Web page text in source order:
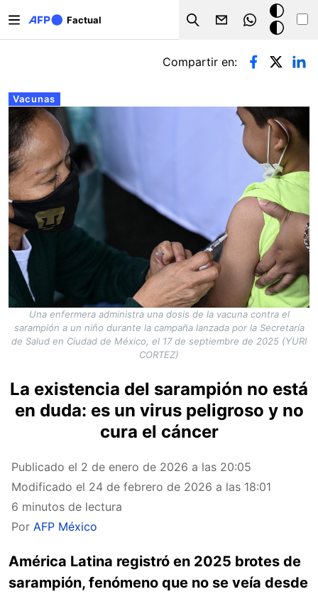
Factual
Search
Modo
oscuro
Solapas principales
Vacunas
Compartir en:
Una enfermera administra una dosis de la vacuna contra el
sarampión a un niño durante la campaña lanzada por la Secretaría
de Salud en Ciudad de México, el 17 de septiembre de 2025 (YURI
CORTEZ)
La existencia del sarampión no está
en duda: es un virus peligroso y no
cura el cáncer
Publicado el 2 de enero de 2026 a las 20:05
Modificado el 24 de febrero de 2026 a las 18:01
6 minutos de lectura
Por AFP México
América Latina registró en 2025 brotes de
sarampión, fenómeno que no se veía desde